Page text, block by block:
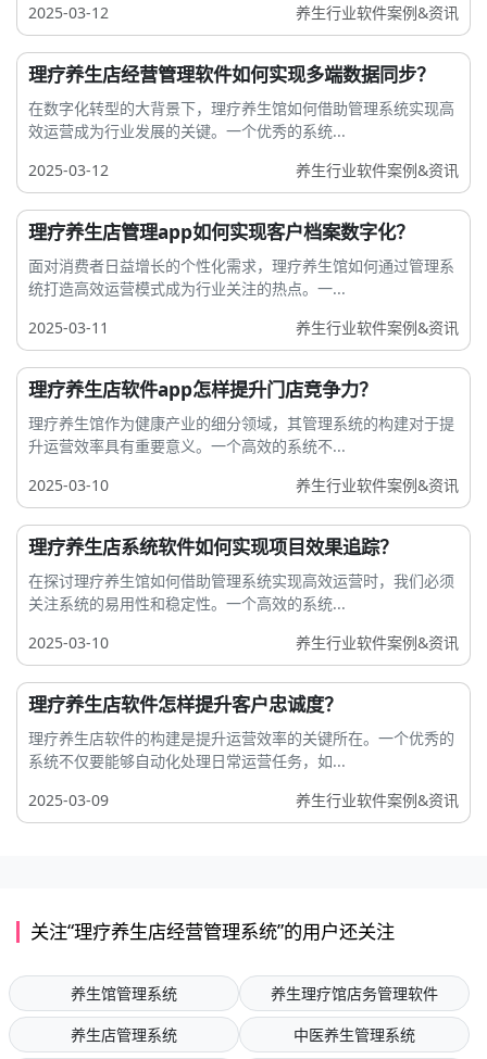
2025-03-12
养生行业软件案例&资讯
理疗养生店经营管理软件如何实现多端数据同步？
在数字化转型的大背景下，理疗养生馆如何借助管理系统实现高
效运营成为行业发展的关键。一个优秀的系统...
2025-03-12
养生行业软件案例&资讯
理疗养生店管理app如何实现客户档案数字化？
面对消费者日益增长的个性化需求，理疗养生馆如何通过管理系
统打造高效运营模式成为行业关注的热点。一...
2025-03-11
养生行业软件案例&资讯
理疗养生店软件app怎样提升门店竞争力？
理疗养生馆作为健康产业的细分领域，其管理系统的构建对于提
升运营效率具有重要意义。一个高效的系统不...
2025-03-10
养生行业软件案例&资讯
理疗养生店系统软件如何实现项目效果追踪？
在探讨理疗养生馆如何借助管理系统实现高效运营时，我们必须
关注系统的易用性和稳定性。一个高效的系统...
2025-03-10
养生行业软件案例&资讯
理疗养生店软件怎样提升客户忠诚度？
理疗养生店软件的构建是提升运营效率的关键所在。一个优秀的
系统不仅要能够自动化处理日常运营任务，如...
2025-03-09
养生行业软件案例&资讯
关注“理疗养生店经营管理系统”的用户还关注
养生馆管理系统
养生理疗馆店务管理软件
养生店管理系统
中医养生管理系统